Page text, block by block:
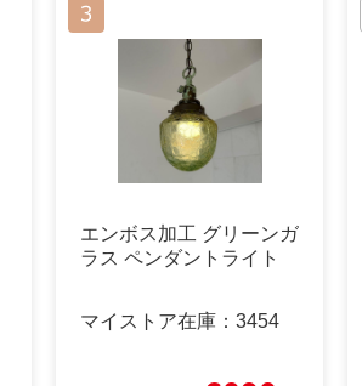
エンボス加工 グリーンガ
ラス ペンダントライト
マイストア在庫： 3454